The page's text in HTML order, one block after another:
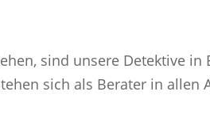
sind unsere Detektive
sich als Berater in